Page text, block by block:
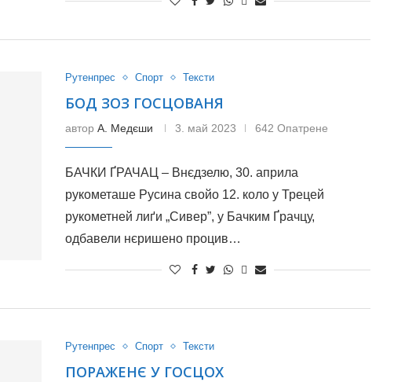
Рутенпрес Спорт Тексти
БОД ЗОЗ ГОСЦОВАНЯ
автор А. Медєши 3. май 2023 642 Опатрене
БАЧКИ ҐРАЧАЦ – Внєдзелю, 30. априла
рукометаше Русина свойо 12. коло у Трецей
рукометней лиґи „Сивер”, у Бачким Ґрачцу,
одбавели нєришено процив…
Рутенпрес Спорт Тексти
ПОРАЖЕНЄ У ГОСЦОХ